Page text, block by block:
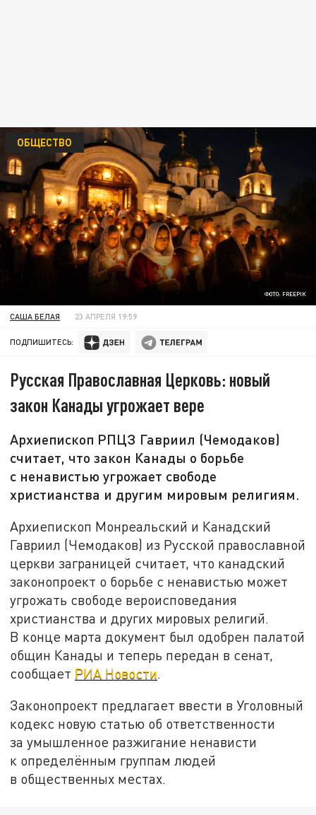
ФОТО: FREEPIK
ОБЩЕСТВО
САША БЕЛАЯ 23 АПРЕЛЯ 19:59
ПОДПИШИТЕСЬ:
Русская Православная Церковь: новый
закон Канады угрожает вере
Архиепископ РПЦЗ Гавриил (Чемодаков)
считает, что закон Канады о борьбе
с ненавистью угрожает свободе
христианства и другим мировым религиям.
Архиепископ Монреальский и Канадский
Гавриил (Чемодаков) из Русской православной
церкви заграницей считает, что канадский
законопроект о борьбе с ненавистью может
угрожать свободе вероисповедания
христианства и других мировых религий.
В конце марта документ был одобрен палатой
общин Канады и теперь передан в сенат,
сообщает РИА Новости.
Законопроект предлагает ввести в Уголовный
кодекс новую статью об ответственности
за умышленное разжигание ненависти
к определённым группам людей
в общественных местах.